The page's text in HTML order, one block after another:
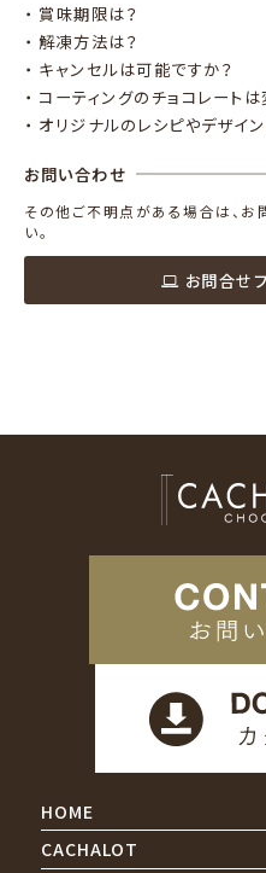
・ 賞味期限は？
・ 解凍方法は？
・ キャンセルは可能ですか？
・ コーティングのチョコレート
・ オリジナルのレシピやデザイ
お問い合わせ
その他ご不明点がある場合は、お
い。
お問合せ
HOME
CACHALOT